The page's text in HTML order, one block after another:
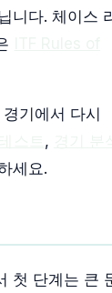
니다. 체이스
기에서 다시
,
세요.
첫 단계는 큰